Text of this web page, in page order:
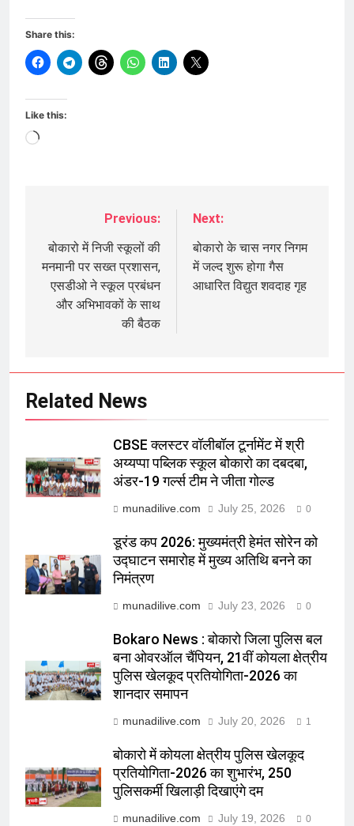
Share this:
Like this:
Loading…
navigation
Previous:
बोकारो में निजी स्कूलों की
मनमानी पर सख्त प्रशासन,
एसडीओ ने स्कूल प्रबंधन
और अभिभावकों के साथ
की बैठक
Next:
बोकारो के चास नगर निगम
में जल्द शुरू होगा गैस
आधारित विद्युत शवदाह गृह
Related News
CBSE क्लस्टर वॉलीबॉल टूर्नामेंट में श्री
अय्यप्पा पब्लिक स्कूल बोकारो का दबदबा,
अंडर-19 गर्ल्स टीम ने जीता गोल्ड
munadilive.com July 25, 2026 0
डूरंड कप 2026: मुख्यमंत्री हेमंत सोरेन को
उद्घाटन समारोह में मुख्य अतिथि बनने का
निमंत्रण
munadilive.com July 23, 2026 0
Bokaro News : बोकारो जिला पुलिस बल
बना ओवरऑल चैंपियन, 21वीं कोयला क्षेत्रीय
पुलिस खेलकूद प्रतियोगिता-2026 का
शानदार समापन
munadilive.com July 20, 2026 1
बोकारो में कोयला क्षेत्रीय पुलिस खेलकूद
प्रतियोगिता-2026 का शुभारंभ, 250
पुलिसकर्मी खिलाड़ी दिखाएंगे दम
munadilive.com July 19, 2026 0